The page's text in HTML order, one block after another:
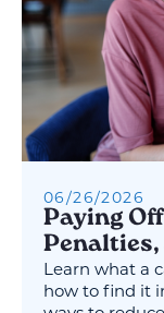
06/26/2026
Paying
Penalties,
Learn what a
how to find it